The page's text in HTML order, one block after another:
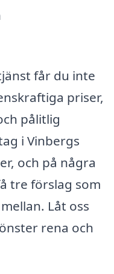
får du inte
priser,
pålitlig
i Vinbergs
och på några
tre förslag som
Låt oss
rena och